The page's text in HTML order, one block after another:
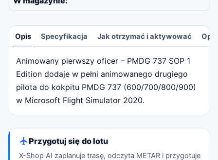
Opis Specyfikacja Jak otrzymać i aktywować
Opis
Animowany pierwszy oficer – PMDG 737 SOP 1
Edition dodaje w pełni animowanego drugiego
pilota do kokpitu PMDG 737 (600/700/800/900)
w Microsoft Flight Simulator 2020.
Przygotuj się do lotu
X-Shop AI zaplanuje trasę, odczyta METAR i przygotuje